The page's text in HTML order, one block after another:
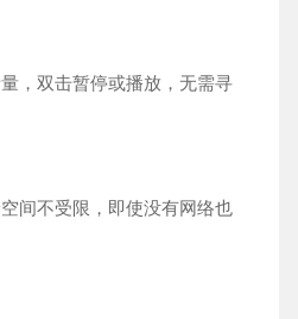
，双击暂停或播放，无需寻
间不受限，即使没有网络也